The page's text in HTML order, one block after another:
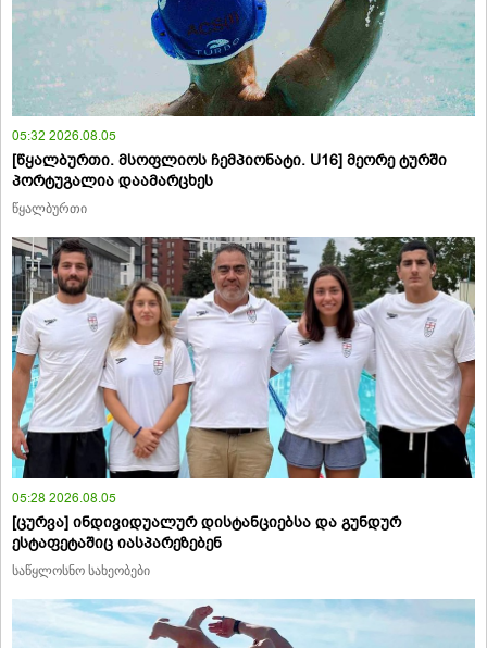
05:32 2026.08.05
[წყალბურთი. მსოფლიოს ჩემპიონატი. U16] მეორე ტურში
პორტუგალია დაამარცხეს
წყალბურთი
05:28 2026.08.05
[ცურვა] ინდივიდუალურ დისტანციებსა და გუნდურ
ესტაფეტაშიც იასპარეზებენ
საწყლოსნო სახეობები